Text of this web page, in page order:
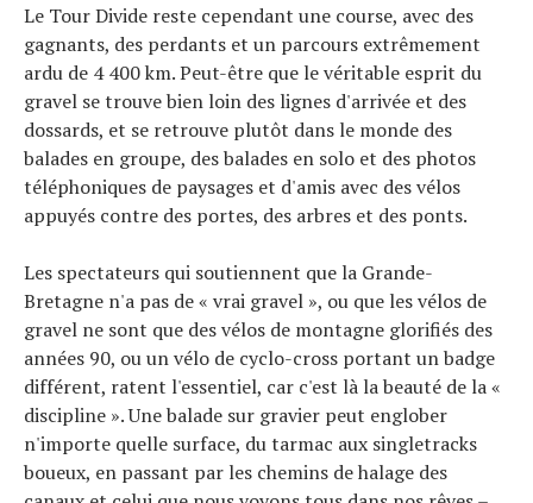
Le Tour Divide reste cependant une course, avec des
gagnants, des perdants et un parcours extrêmement
ardu de 4 400 km. Peut-être que le véritable esprit du
gravel se trouve bien loin des lignes d'arrivée et des
dossards, et se retrouve plutôt dans le monde des
balades en groupe, des balades en solo et des photos
téléphoniques de paysages et d'amis avec des vélos
appuyés contre des portes, des arbres et des ponts.
Les spectateurs qui soutiennent que la Grande-
Bretagne n'a pas de « vrai gravel », ou que les vélos de
gravel ne sont que des vélos de montagne glorifiés des
années 90, ou un vélo de cyclo-cross portant un badge
différent, ratent l'essentiel, car c'est là la beauté de la «
discipline ». Une balade sur gravier peut englober
n'importe quelle surface, du tarmac aux singletracks
boueux, en passant par les chemins de halage des